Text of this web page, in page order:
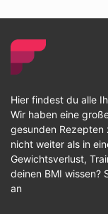
Hier findest du alle
Wir haben eine
gesunden Rezepten
nicht weiter als in
Gewichtsverlust,
deinen BMI wissen?
an